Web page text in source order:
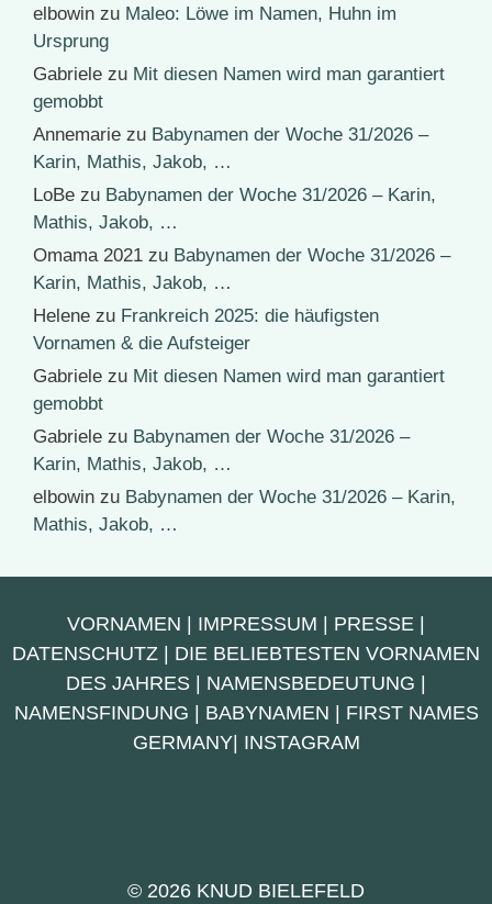
elbowin zu Maleo: Löwe im Namen, Huhn im
Ursprung
Gabriele zu Mit diesen Namen wird man garantiert
gemobbt
Annemarie zu Babynamen der Woche 31/2026 –
Karin, Mathis, Jakob, …
LoBe zu Babynamen der Woche 31/2026 – Karin,
Mathis, Jakob, …
Omama 2021 zu Babynamen der Woche 31/2026 –
Karin, Mathis, Jakob, …
Helene zu Frankreich 2025: die häufigsten
Vornamen & die Aufsteiger
Gabriele zu Mit diesen Namen wird man garantiert
gemobbt
Gabriele zu Babynamen der Woche 31/2026 –
Karin, Mathis, Jakob, …
elbowin zu Babynamen der Woche 31/2026 – Karin,
Mathis, Jakob, …
VORNAMEN IMPRESSUM PRESSE
DATENSCHUTZ
DIE BELIEBTESTEN VORNAMEN
DES JAHRES
NAMENSBEDEUTUNG
NAMENSFINDUNG
BABYNAMEN
FIRST NAMES
GERMANY| INSTAGRAM
© 2026 KNUD BIELEFELD